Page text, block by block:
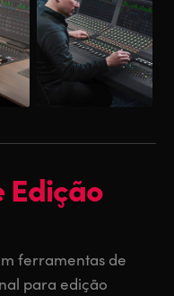
Edição
ferramentas de
para edição